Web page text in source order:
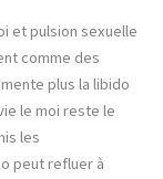
et pulsion sexuelle
comme des
plus la libido
le moi reste le
les
peut refluer à